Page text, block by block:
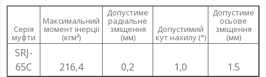
Серія
муфти
Максимальний
момент інерції
(кгм²)
Допустиме
радіальне
зміщення
(мм)
Допустимий
кут нахилу (°)
Допустиме
осьове
зміщення
(мм)
SRJ-
65C
216,4 0,2 1,0
1.5